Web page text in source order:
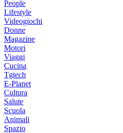
People
Lifestyle
Videogiochi
Donne
Magazine
Motori
Viaggi
Cucina
Tgtech
E-Planet
Cultura
Salute
Scuola
Animali
Spazio